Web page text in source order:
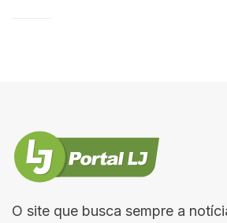
O site que busca sempre a